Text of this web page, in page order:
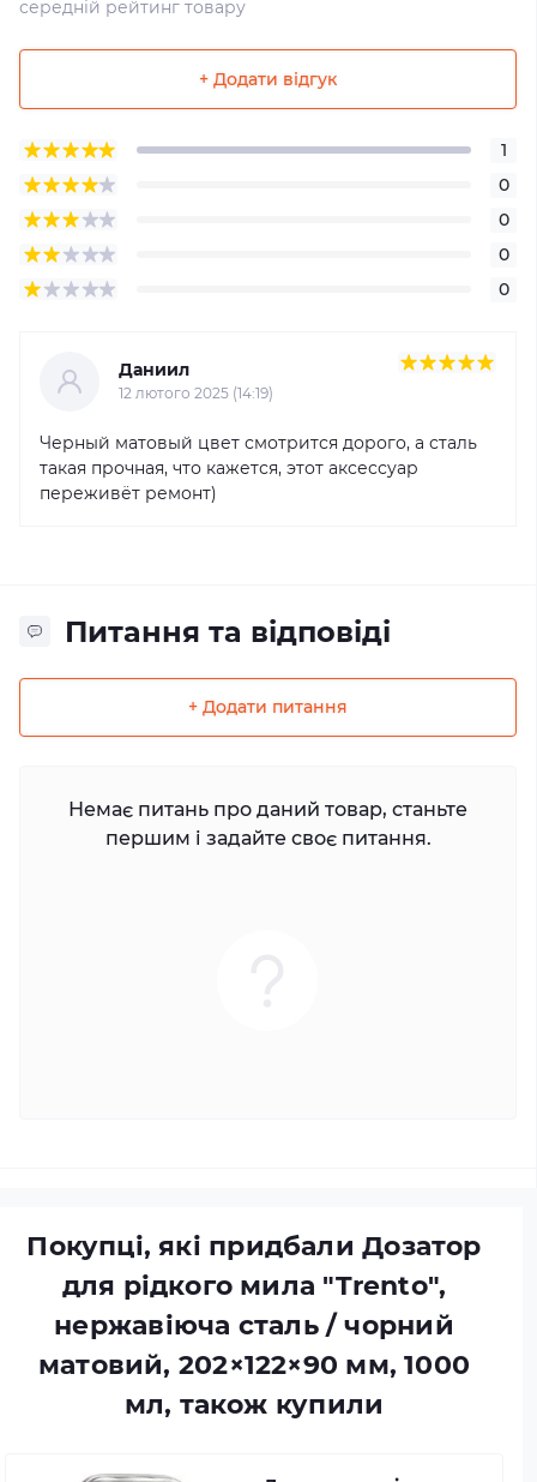
середній рейтинг товару
+ Додати відгук
1
0
0
0
0
Даниил
12 лютого 2025 (14:19)
Черный матовый цвет смотрится дорого, а сталь
такая прочная, что кажется, этот аксессуар
переживёт ремонт)
Питання та відповіді
+ Додати питання
Немає питань про даний товар, станьте
першим і задайте своє питання.
Покупці, які придбали Дозатор
для рідкого мила "Trento",
нержавіюча сталь / чорний
матовий, 202×122×90 мм, 1000
мл, також купили